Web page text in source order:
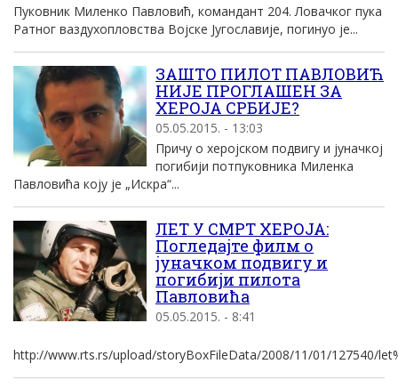
Пуковник Миленко Павловић, командант 204. Ловачког пука
Ратног ваздухопловства Војске Југославије, погинуо је...
ЗАШТО ПИЛОТ ПАВЛОВИЋ
НИЈЕ ПРОГЛАШЕН ЗА
ХЕРОЈА СРБИЈЕ?
05.05.2015. - 13:03
Причу о херојском подвигу и јуначкој
погибији потпуковника Миленка
Павловића коју је „Искра“...
ЛЕТ У СМРТ ХЕРОЈА:
Погледајте филм о
јуначком подвигу и
погибији пилота
Павловића
05.05.2015. - 8:41
http://www.rts.rs/upload/storyBoxFileData/2008/11/01/127540/